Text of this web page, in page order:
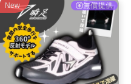
New 無償提供